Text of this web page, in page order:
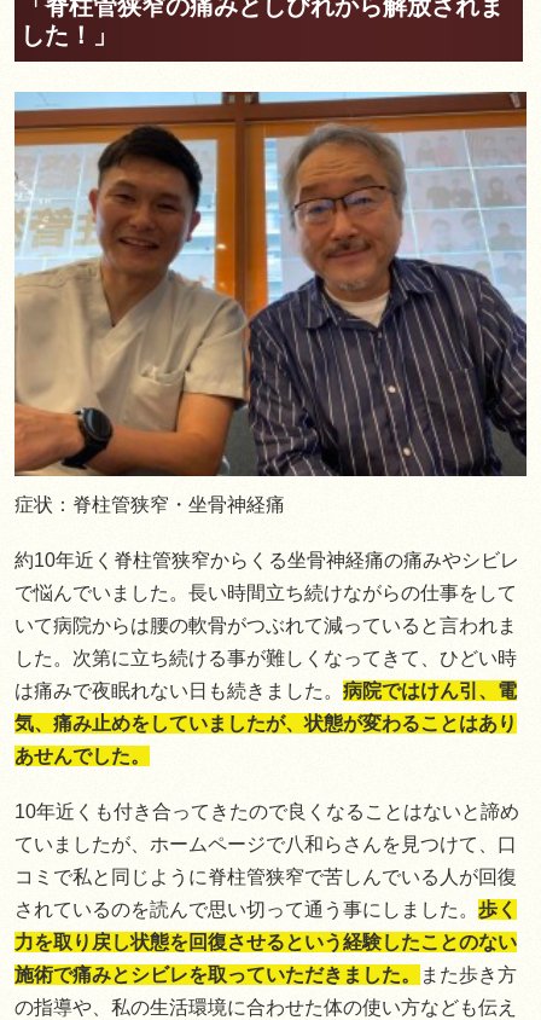
「脊柱管狭窄の痛みとしびれから解放されま
した！」
症状：脊柱管狭窄・坐骨神経痛
約10年近く脊柱管狭窄からくる坐骨神経痛の痛みやシビレ
で悩んでいました。長い時間立ち続けながらの仕事をして
いて病院からは腰の軟骨がつぶれて減っていると言われま
した。次第に立ち続ける事が難しくなってきて、ひどい時
は痛みで夜眠れない日も続きました。 病院ではけん引、電
気、痛み止めをしていましたが、状態が変わることはあり
あせんでした。
10年近くも付き合ってきたので良くなることはないと諦め
ていましたが、ホームページで八和らさんを見つけて、口
コミで私と同じように脊柱管狭窄で苦しんでいる人が回復
されているのを読んで思い切って通う事にしました。 歩く
力を取り戻し状態を回復させるという経験したことのない
施術で痛みとシビレを取っていただきました。
また歩き方
の指導や、私の生活環境に合わせた体の使い方なども伝え